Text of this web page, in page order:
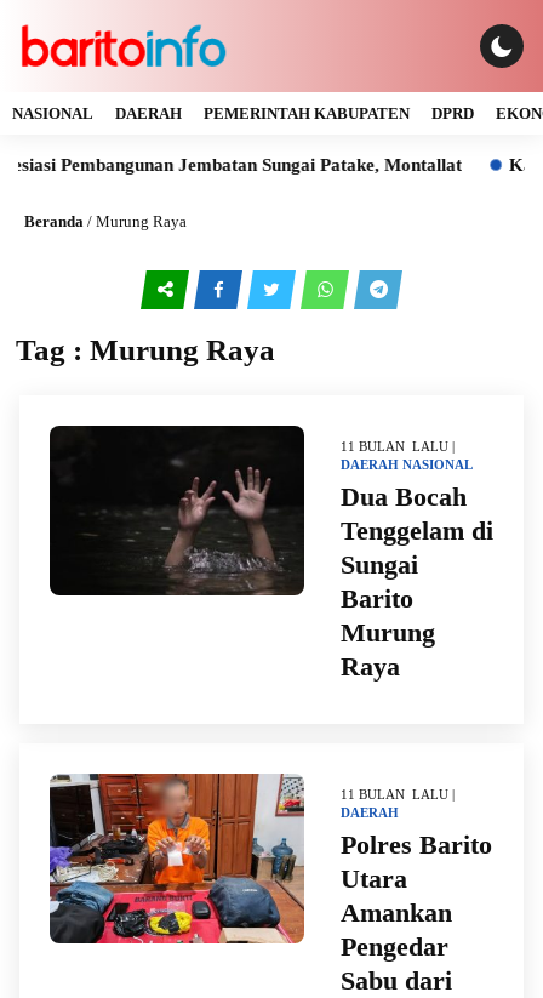
NASIONAL DAERAH PEMERINTAH KABUPATEN DPRD
Pembangunan Jembatan Sungai Patake, Montallat Kaya
Beranda / Murung Raya
Tag : Murung Raya
11 BULAN LALU |
DAERAH NASIONAL
Dua Bocah
Tenggelam di
Sungai
Barito
Murung
Raya
11 BULAN LALU |
DAERAH
Polres Barito
Utara
Amankan
Pengedar
Sabu dari